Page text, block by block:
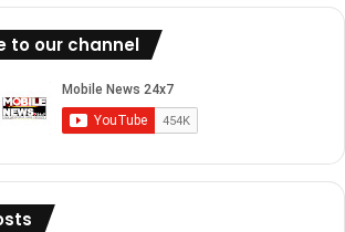
to our channel